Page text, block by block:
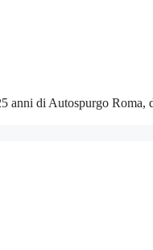
anni di Autospurgo